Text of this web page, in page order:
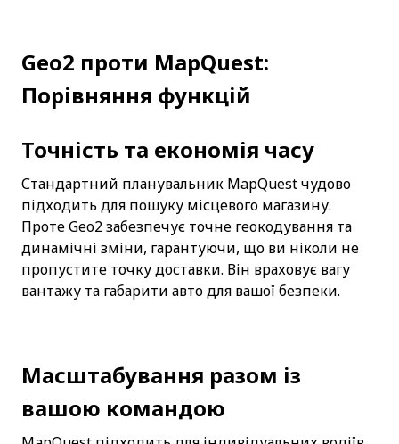
Geo2 проти MapQuest:
Порівняння функцій
Точність та економія часу
Стандартний планувальник MapQuest чудово
підходить для пошуку місцевого магазину.
Проте Geo2 забезпечує точне геокодування та
динамічні зміни, гарантуючи, що ви ніколи не
пропустите точку доставки. Він враховує вагу
вантажу та габарити авто для вашої безпеки.
Масштабування разом із
вашою командою